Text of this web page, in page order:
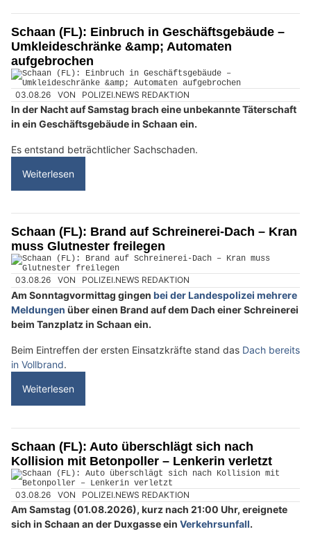
Schaan (FL): Einbruch in Geschäftsgebäude –
Umkleideschränke &amp; Automaten
aufgebrochen
03.08.26 VON POLIZEI.NEWS REDAKTION
In der Nacht auf Samstag brach eine unbekannte Täterschaft
in ein Geschäftsgebäude in Schaan ein.
Es entstand beträchtlicher Sachschaden.
Weiterlesen
Schaan (FL): Brand auf Schreinerei-Dach – Kran
muss Glutnester freilegen
03.08.26 VON POLIZEI.NEWS REDAKTION
Am Sonntagvormittag gingen bei der Landespolizei mehrere
Meldungen über einen Brand auf dem Dach einer Schreinerei
beim Tanzplatz in Schaan ein.
Beim Eintreffen der ersten Einsatzkräfte stand das Dach bereits
in Vollbrand.
Weiterlesen
Schaan (FL): Auto überschlägt sich nach
Kollision mit Betonpoller – Lenkerin verletzt
03.08.26 VON POLIZEI.NEWS REDAKTION
Am Samstag (01.08.2026), kurz nach 21:00 Uhr, ereignete
sich in Schaan an der Duxgasse ein Verkehrsunfall.